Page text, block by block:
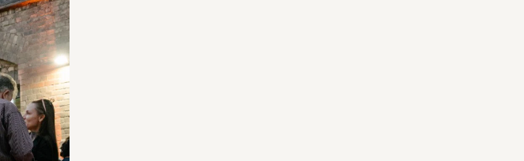
Magazin
SCHIRN PAPER
Merch
Gutscheine
Jobs